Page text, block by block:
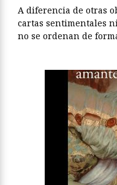
A diferencia de otras
cartas sentimentales
no se ordenan de